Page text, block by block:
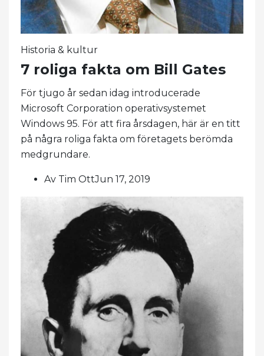
Historia & kultur
7 roliga fakta om Bill Gates
För tjugo år sedan idag introducerade
Microsoft Corporation operativsystemet
Windows 95. För att fira årsdagen, här är en titt
på några roliga fakta om företagets berömda
medgrundare.
Av Tim OttJun 17, 2019